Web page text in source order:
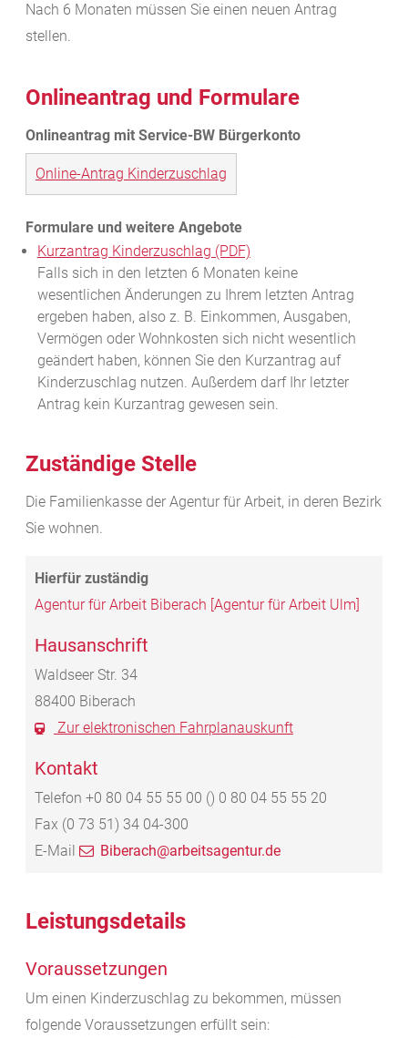
Nach 6 Monaten müssen Sie einen neuen Antrag
stellen.
Onlineantrag und Formulare
Online-Antrag Kinderzuschlag
Kurzantrag Kinderzuschlag (PDF)
Falls sich in den letzten 6 Monaten keine
wesentlichen Änderungen zu Ihrem letzten Antrag
ergeben haben, also z. B. Einkommen, Ausgaben,
Vermögen oder Wohnkosten sich nicht wesentlich
geändert haben, können Sie den Kurzantrag auf
Kinderzuschlag nutzen. Außerdem darf Ihr letzter
Antrag kein Kurzantrag gewesen sein.
Zuständige Stelle
Die Familienkasse der Agentur für Arbeit, in deren Bezirk
Sie wohnen.
Agentur für Arbeit Biberach [Agentur für Arbeit Ulm]
Hausanschrift
Waldseer Str. 34
88400 Biberach
Zur elektronischen Fahrplanauskunft
Kontakt
Telefon +0 80 04 55 55 00 () 0 80 04 55 55 20
Fax (0 73 51) 34 04-300
E-Mail
Biberach@arbeitsagentur.de
Leistungsdetails
Voraussetzungen
Um einen Kinderzuschlag zu bekommen, müssen
folgende Voraussetzungen erfüllt sein: